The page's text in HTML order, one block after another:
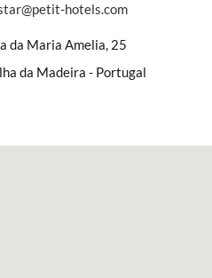
hotels.com
da Maria Amelia, 25
da Madeira - Portugal